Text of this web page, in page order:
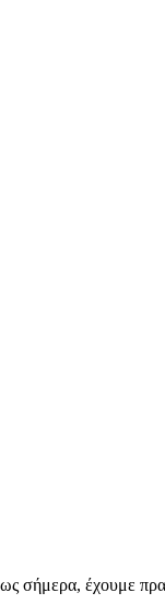
σήμερα, έχουμε